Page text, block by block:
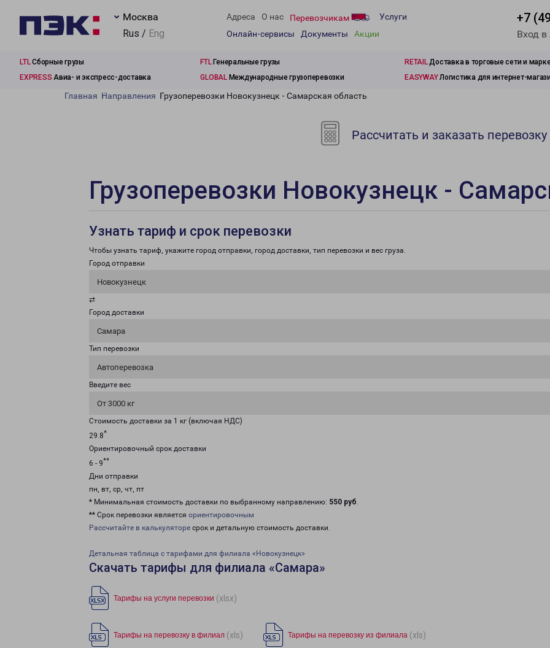
Москва
Rus / Eng
Адреса О нас Перевозчикам
Услуги
Онлайн-сервисы
Документы Акции
+7
Вход
LTLСборные грузы FTLГенеральные грузы RETAILДоставка в торговые сети и
EXPRESS Авиа- и экспресс-доставка GLOBALМеждународные грузоперевозки EASYWAYЛогистика для интернет-
Главная Направления Грузоперевозки Новокузнецк - Самарская область
Рассчитать и заказать перевозку
Грузоперевозки Новокузнецк -
Узнать тариф и срок перевозки
Чтобы узнать тариф, укажите город отправки, город доставки, тип перевозки и вес груза.
Город отправки
Новокузнецк
⇄
Город доставки
Самара
Тип перевозки
Автоперевозка
Введите вес
От 3000 кг
Стоимость доставки за 1 кг (включая НДС)
29.8*
Ориентировочный срок доставки
6 - 9**
Дни отправки
пн, вт, ср, чт, пт
* Минимальная стоимость доставки по выбранному направлению: 550 руб.
** Срок перевозки является ориентировочным
Рассчитайте в калькуляторе срок и детальную стоимость доставки.
Детальная таблица с тарифами для филиала «Новокузнецк»
Скачать тарифы для филиала «Самара»
Тарифы на услуги перевозки (xlsx)
Тарифы на перевозку в филиал (xls) Тарифы на перевозку из филиала (xls)